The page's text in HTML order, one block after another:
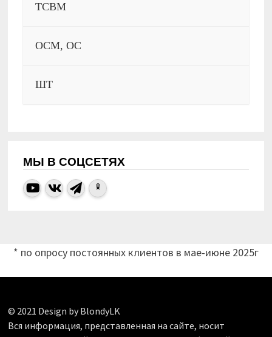
ТСВМ
ОСМ, ОС
ШТ
МЫ В СОЦСЕТЯХ
* по опросу постоянных клиентов в мае-июне 2025г
© 2021 Design by BlondyLK
Вся информация, представленная на сайте, носит